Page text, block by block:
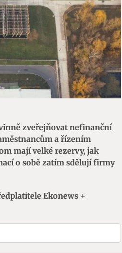
zveřejňovat nefinanční
a řízením
mají velké rezervy, jak
o sobě zatím sdělují firmy
Ekonews +